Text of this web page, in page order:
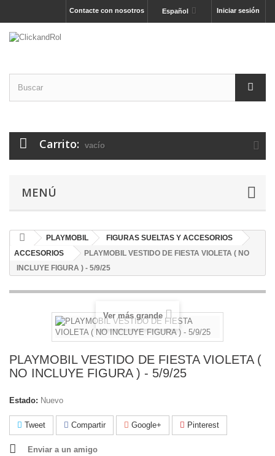
Iniciar sesión
Español
Contacte con nosotros
Carrito: vacío
MENÚ
PLAYMOBIL
FIGURAS SUELTAS Y ACCESORIOS
ACCESORIOS
PLAYMOBIL VESTIDO DE FIESTA VIOLETA ( NO
INCLUYE FIGURA ) - 5/9/25
Ver más grande
PLAYMOBIL VESTIDO DE FIESTA VIOLETA (
NO INCLUYE FIGURA ) - 5/9/25
Estado: Nuevo
Tweet Compartir Google+ Pinterest
Enviar a un amigo